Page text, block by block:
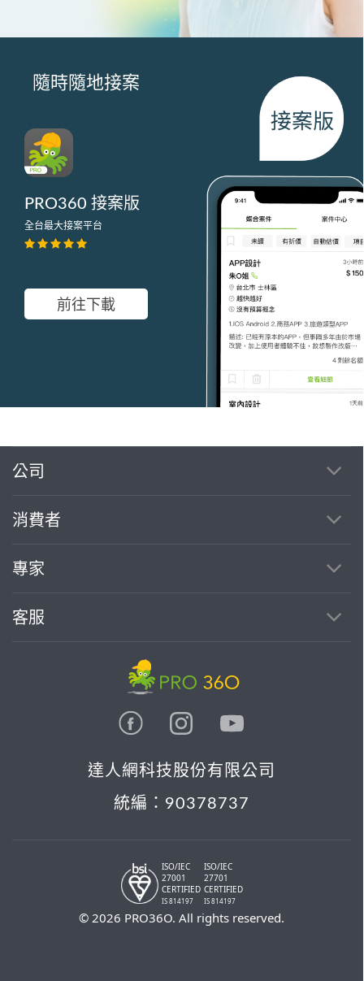
隨時隨地接案
PRO360 接案版
全台最大接案平台
前往下載
公司
消費者
專家
客服
達人網科技股份有限公司
統編：90378737
ISO/IEC
27001
CERTIFIED
IS 814197
ISO/IEC
27701
CERTIFIED
IS 814197
© 2026 PRO36O. All rights reserved.
繼續完成